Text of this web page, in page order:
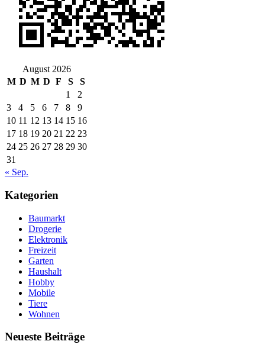
August 2026
M D M D F S
S
1
2
3
4 5 6 7 8
9
10 11 12 13 14 15 16
17 18 19 20 21 22 23
24 25 26 27 28 29 30
31
« Sep.
Kategorien
Baumarkt
Drogerie
Elektronik
Freizeit
Garten
Haushalt
Hobby
Mobile
Tiere
Wohnen
Neueste Beiträge